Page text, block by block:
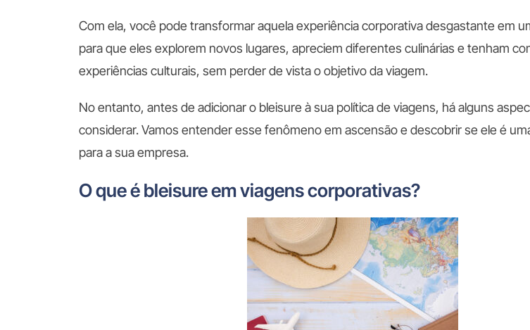
Com ela, você pode transformar aquela experiência corporativa desgastante em
para que eles explorem novos lugares, apreciem diferentes culinárias e tenham
experiências culturais, sem perder de vista o objetivo da viagem.
No entanto, antes de adicionar o bleisure à sua política de viagens, há alguns
considerar. Vamos entender esse fenômeno em ascensão e descobrir se ele é
para a sua empresa.
O que é bleisure em viagens corporativas?